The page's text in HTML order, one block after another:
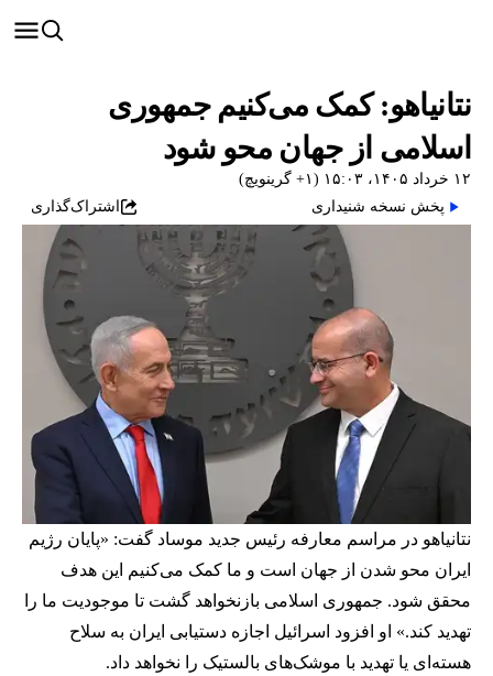
نتانیاهو: کمک می‌کنیم جمهوری
اسلامی از جهان محو شود
۱۲ خرداد ۱۴۰۵، ۱۵:۰۳ (‎+۱ گرینویچ)
پخش نسخه شنیداری
اشتراک‌گذاری
نتانیاهو در مراسم معارفه رئیس جدید موساد گفت: «پایان رژیم
ایران محو شدن از جهان است و ما کمک می‌کنیم این هدف
محقق شود. جمهوری اسلامی بازنخواهد گشت تا موجودیت ما را
تهدید کند.» او افزود اسرائیل اجازه دستیابی ایران به سلاح
هسته‌ای یا تهدید با موشک‌های بالستیک را نخواهد داد.